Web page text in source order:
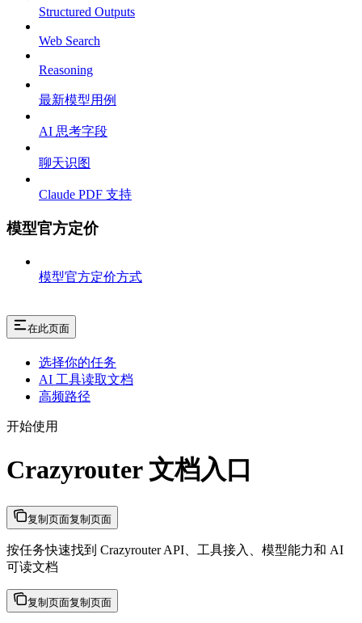
Structured Outputs
Web Search
Reasoning
最新模型用例
AI 思考字段
聊天识图
Claude PDF 支持
模型官方定价
模型官方定价方式
在此页面
选择你的任务
AI 工具读取文档
高频路径
开始使用
Crazyrouter 文档入口
复制页面复制页面
按任务快速找到 Crazyrouter API、工具接入、模型能力和 AI
可读文档
复制页面复制页面